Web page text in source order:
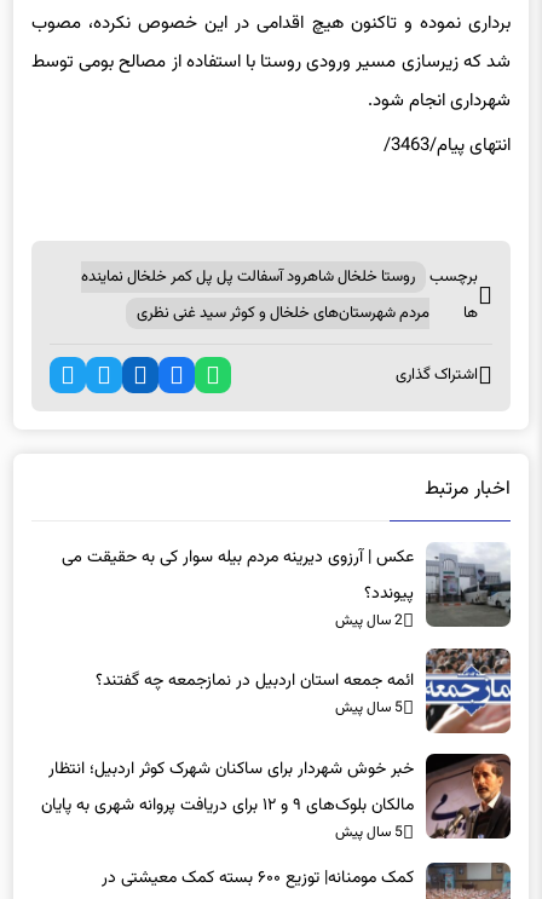
برداری نموده و تاکنون هیچ اقدامی در این خصوص نکرده، مصوب
شد که زیرسازی مسیر ورودی روستا با استفاده از مصالح بومی توسط
شهرداری انجام شود.
انتهای پیام/3463/
برچسب
ها
روستا خلخال شاهرود آسفالت پل پل کمر خلخال نماینده
مردم شهرستان‌های خلخال و کوثر سید غنی نظری
اشتراک گذاری
اخبار مرتبط
عکس | آرزوی دیرینه مردم بیله سوار کی به حقیقت می
پیوندد؟
2 سال پیش
ائمه جمعه استان اردبیل در نمازجمعه چه گفتند؟
5 سال پیش
خبر خوش شهردار برای ساکنان شهرک کوثر اردبیل؛ انتظار
مالکان بلوک‌های ۹ و ۱۲ برای دریافت پروانه شهری به پایان
می‌رسد
5 سال پیش
کمک مومنانه| توزیع ۶۰۰ بسته کمک معیشتی در